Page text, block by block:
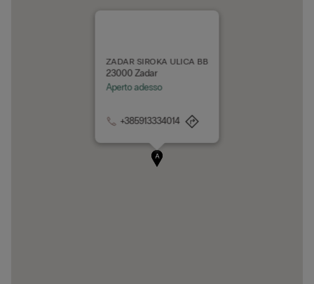
A
ZADAR SIROKA ULICA BB
23000 Zadar
Aperto adesso
+385913334014